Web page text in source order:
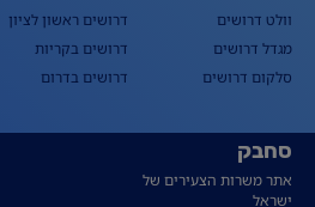
וולט דרושים
מגדל דרושים
סלקום דרושים
דרושים ראשון לציון
דרושים בקריות
דרושים בדרום
סחבק
אתר משרות הצעירים של
ישראל